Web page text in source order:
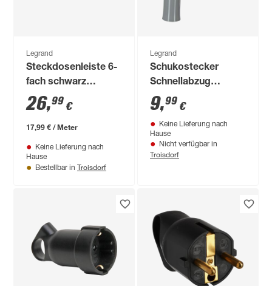
Legrand
Steckdosenleiste 6-
fach schwarz
drehbar 1,5 m
26,99 €
17,99 € / Meter
Keine Lieferung nach
Hause
Bestellbar in Troisdorf
Legrand
Schukostecker
Schnellabzug
schwarz 16 A 230 V
9,99 €
Keine Lieferung nach
Hause
Nicht verfügbar in
Troisdorf